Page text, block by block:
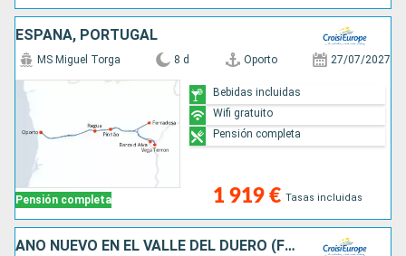
ESPAÑA, PORTUGAL
Pensión completa
MS Miguel Torga 8 d Oporto 27/07/2027
1 919 € Tasas incluidas
Bebidas incluidas
Wifi gratuito
Pensión completa
AÑO NUEVO EN EL VALLE DEL DUERO (FORMULA PUERTO/PUERTO)